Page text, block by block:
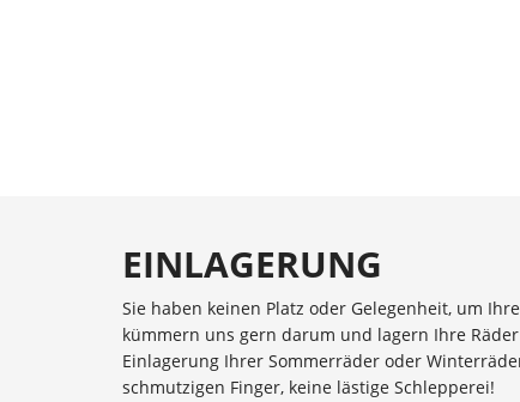
EINLAGERUNG
Sie haben keinen Platz oder Gelegenheit, um
kümmern uns gern darum und lagern Ihre
Einlagerung Ihrer Sommerräder oder
schmutzigen Finger, keine lästige Schlepperei!